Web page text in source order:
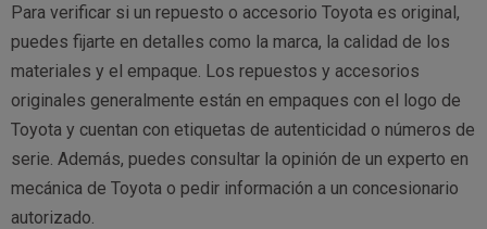
Para verificar si un repuesto o accesorio Toyota es original,
puedes fijarte en detalles como la marca, la calidad de los
materiales y el empaque. Los repuestos y accesorios
originales generalmente están en empaques con el logo de
Toyota y cuentan con etiquetas de autenticidad o números de
serie. Además, puedes consultar la opinión de un experto en
mecánica de Toyota o pedir información a un concesionario
autorizado.